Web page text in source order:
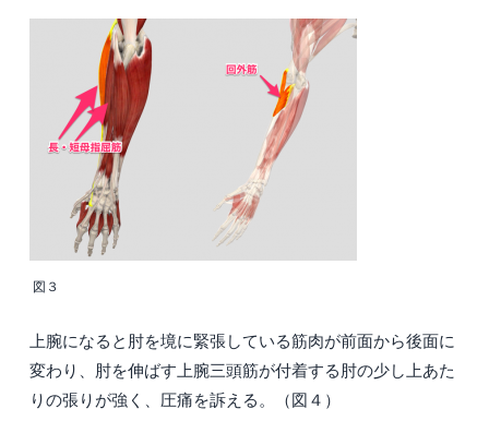
図３
上腕になると肘を境に緊張している筋肉が前面から後面に
変わり、肘を伸ばす上腕三頭筋が付着する肘の少し上あた
りの張りが強く、圧痛を訴える。（図４）